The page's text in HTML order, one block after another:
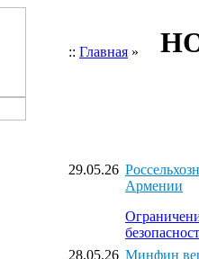
:: Главная »
29.05.26
Армении
28.05.26 Минфин